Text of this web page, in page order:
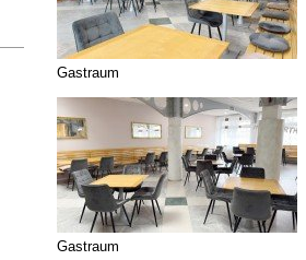
Gastraum
Gastraum